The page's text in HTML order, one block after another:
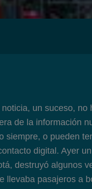
un suceso,
de la información
siempre, o pueden
digital. Ayer
destruyó algunos
llevaba pasajeros a